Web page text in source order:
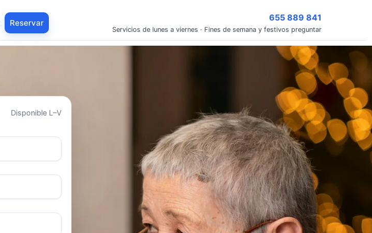
Reservar
655 889 841
Servicios de lunes a viernes · Fines de semana y festivos preguntar
Disponible L–V